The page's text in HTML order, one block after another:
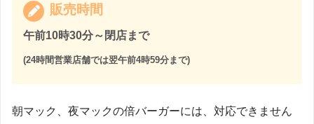
販売時間
午前10時30分～閉店まで
(24時間営業店舗では翌午前4時59分まで)
朝マック、夜マックの倍バーガーには、対応できません